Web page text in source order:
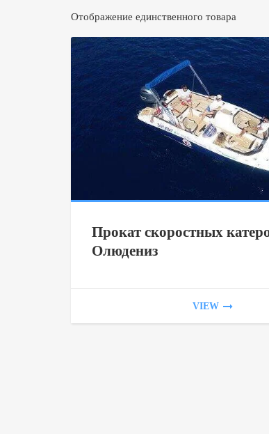
Отображение единственного товара
Прокат скоростных
Олюдениз
VIEW